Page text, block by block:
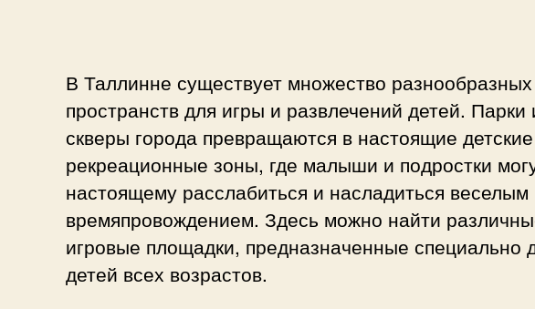
В Таллинне существует множество разнообразных
пространств для игры и развлечений детей. Парки
скверы города превращаются в настоящие детские
рекреационные зоны, где малыши и подростки
настоящему расслабиться и насладиться веселым
времяпровождением. Здесь можно найти
игровые площадки, предназначенные специально
детей всех возрастов.